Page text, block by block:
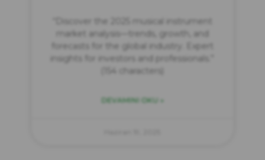
“Discover the 2025 musical instrument
market analysis—trends, growth, and
forecasts for the global industry. Expert
insights for investors and professionals.”
(154 characters)
DEVAMINI OKU »